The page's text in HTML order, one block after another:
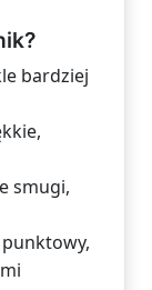
bardziej
smugi,